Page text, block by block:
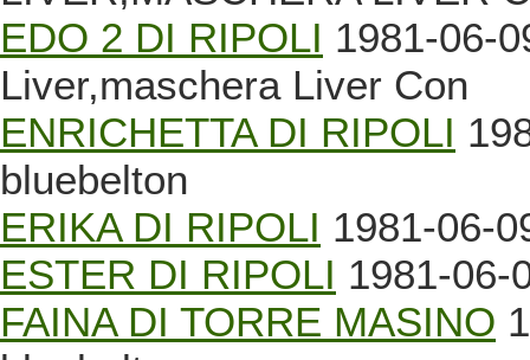
EDO 2 DI RIPOLI 1981-06-
Liver,maschera Liver Con
ENRICHETTA DI RIPOLI
bluebelton
ERIKA DI RIPOLI 1981-06-
ESTER DI RIPOLI 1981-06-
FAINA DI TORRE MASINO